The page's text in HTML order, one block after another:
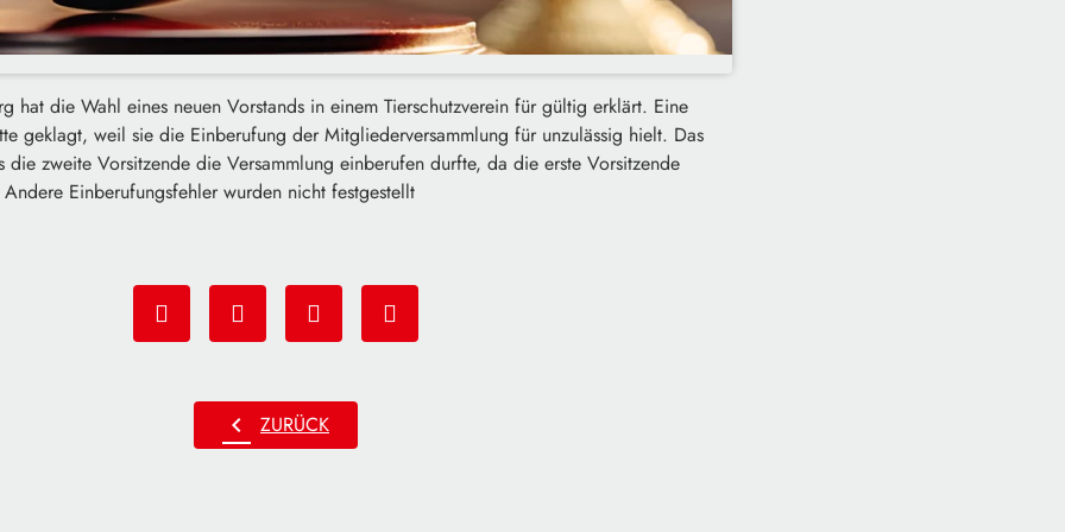
hat die Wahl eines neuen Vorstands in einem Tierschutzverein für gültig erklärt. Eine
geklagt, weil sie die Einberufung der Mitgliederversammlung für unzulässig hielt. Das
die zweite Vorsitzende die Versammlung einberufen durfte, da die erste Vorsitzende
Einberufungsfehler wurden nicht festgestellt
chevron_left ZURÜCK